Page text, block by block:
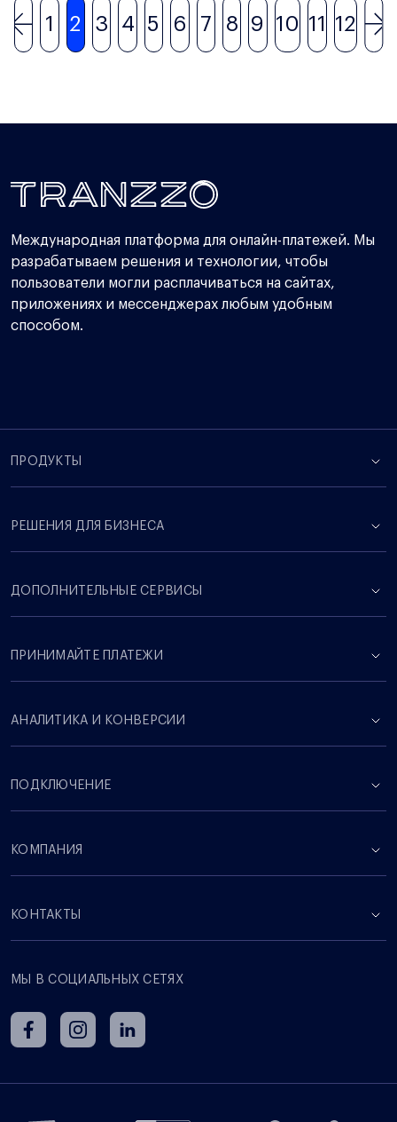
1 2 3 4 5 6 7 8 9 10 11 12
Международная платформа для онлайн-платежей. Мы
разрабатываем решения и технологии, чтобы
пользователи могли расплачиваться на сайтах,
приложениях и мессенджерах любым удобным
способом.
ПРОДУКТЫ
РЕШЕНИЯ ДЛЯ БИЗНЕСА
ДОПОЛНИТЕЛЬНЫЕ СЕРВИСЫ
ПРИНИМАЙТЕ ПЛАТЕЖИ
АНАЛИТИКА И КОНВЕРСИИ
ПОДКЛЮЧЕНИЕ
КОМПАНИЯ
КОНТАКТЫ
МЫ В СОЦИАЛЬНЫХ СЕТЯХ